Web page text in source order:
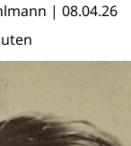
| 08.04.26